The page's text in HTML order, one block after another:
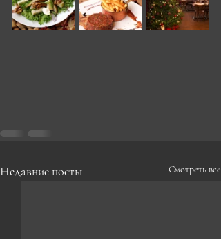
Недавние посты Смотреть все